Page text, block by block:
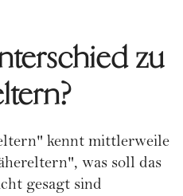
zu
kennt mittlerweile
was soll das
gesagt sind